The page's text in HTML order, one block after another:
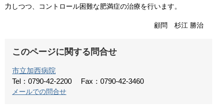
力しつつ、コントロール困難な肥満症の治療を行います。
顧問 杉江 勝治
このページに関する問合せ
市立加西病院
Tel：0790-42-2200
Fax：0790-42-3460
メールでの問合せ